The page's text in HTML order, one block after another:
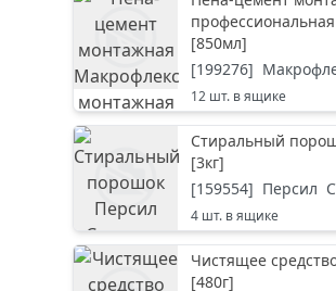
[850мл]
[199276]
12 шт. в ящике
Стиральный
[3кг]
[159554] Персил
4 шт. в ящике
Чистящее
[480г]